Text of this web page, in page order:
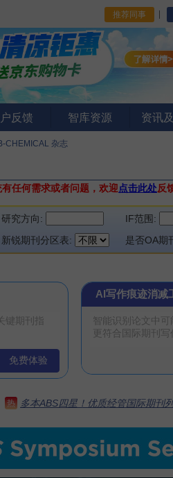
推荐同事
反馈 智库资源 资讯
CHEMICAL 杂志
任何需求或者问题，欢迎点击此处反
研究方向: IF范围:
新锐期刊分区表: 是否OA期
免费体验
AI写作痕迹消减
热 多本ABS四星！优质经管国际期刊